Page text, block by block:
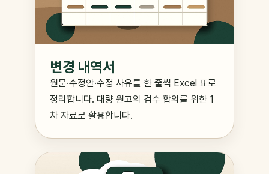
변경 내역서
원문·수정안·수정 사유를 한 줄씩 Excel 표로
정리합니다. 대량 원고의 검수 합의를 위한 1
차 자료로 활용합니다.